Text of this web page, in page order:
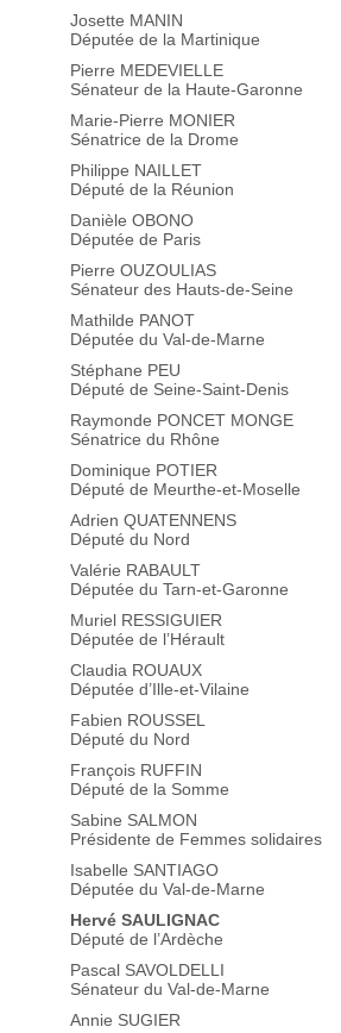
Josette MANIN
Députée de la Martinique
Pierre MEDEVIELLE
Sénateur de la Haute-Garonne
Marie-Pierre MONIER
Sénatrice de la Drome
Philippe NAILLET
Député de la Réunion
Danièle OBONO
Députée de Paris
Pierre OUZOULIAS
Sénateur des Hauts-de-Seine
Mathilde PANOT
Députée du Val-de-Marne
Stéphane PEU
Député de Seine-Saint-Denis
Raymonde PONCET MONGE
Sénatrice du Rhône
Dominique POTIER
Député de Meurthe-et-Moselle
Adrien QUATENNENS
Député du Nord
Valérie RABAULT
Députée du Tarn-et-Garonne
Muriel RESSIGUIER
Députée de l’Hérault
Claudia ROUAUX
Députée d’Ille-et-Vilaine
Fabien ROUSSEL
Député du Nord
François RUFFIN
Député de la Somme
Sabine SALMON
Présidente de Femmes solidaires
Isabelle SANTIAGO
Députée du Val-de-Marne
Hervé SAULIGNAC
Député de l’Ardèche
Pascal SAVOLDELLI
Sénateur du Val-de-Marne
Annie SUGIER